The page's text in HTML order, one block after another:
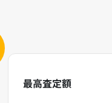
最高査定額